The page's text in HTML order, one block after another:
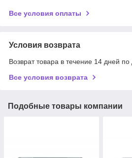
Все условия оплаты
Условия возврата
Возврат товара в течение 14 дней по
Все условия возврата
Подобные товары компании